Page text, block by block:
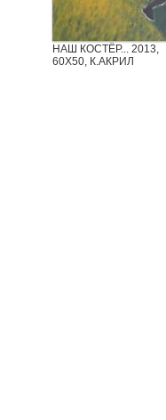
НАШ КОСТЁР... 2013,
60Х50, К.АКРИЛ